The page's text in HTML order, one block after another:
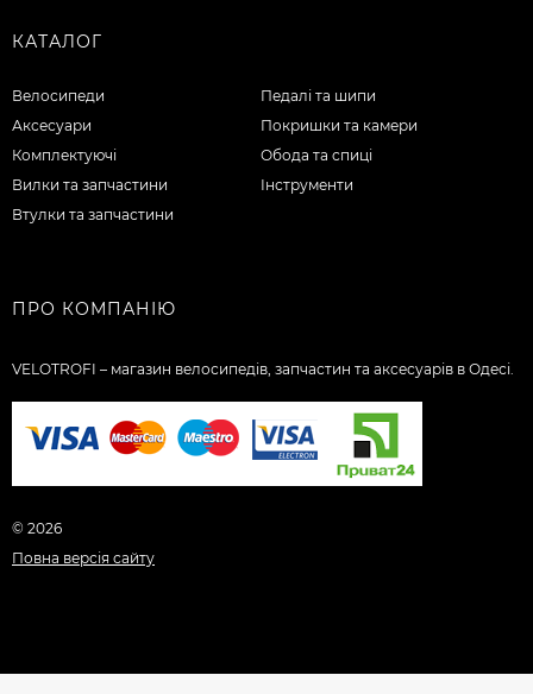
КАТАЛОГ
Велосипеди
Аксесуари
Комплектуючі
Вилки та запчастини
Втулки та запчастини
Педалі та шипи
Покришки та камери
Обода та спиці
Інструменти
ПРО КОМПАНІЮ
VELOTROFI – магазин велосипедів, запчастин та аксесуарів в Одесі.
© 2026
Повна версія сайту